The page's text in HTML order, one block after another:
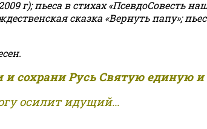
г); пьеса в стихах «ПсевдоСовесть
сказка «Вернуть папу»;
и сохрани Русь Святую единую
осилит идущий...